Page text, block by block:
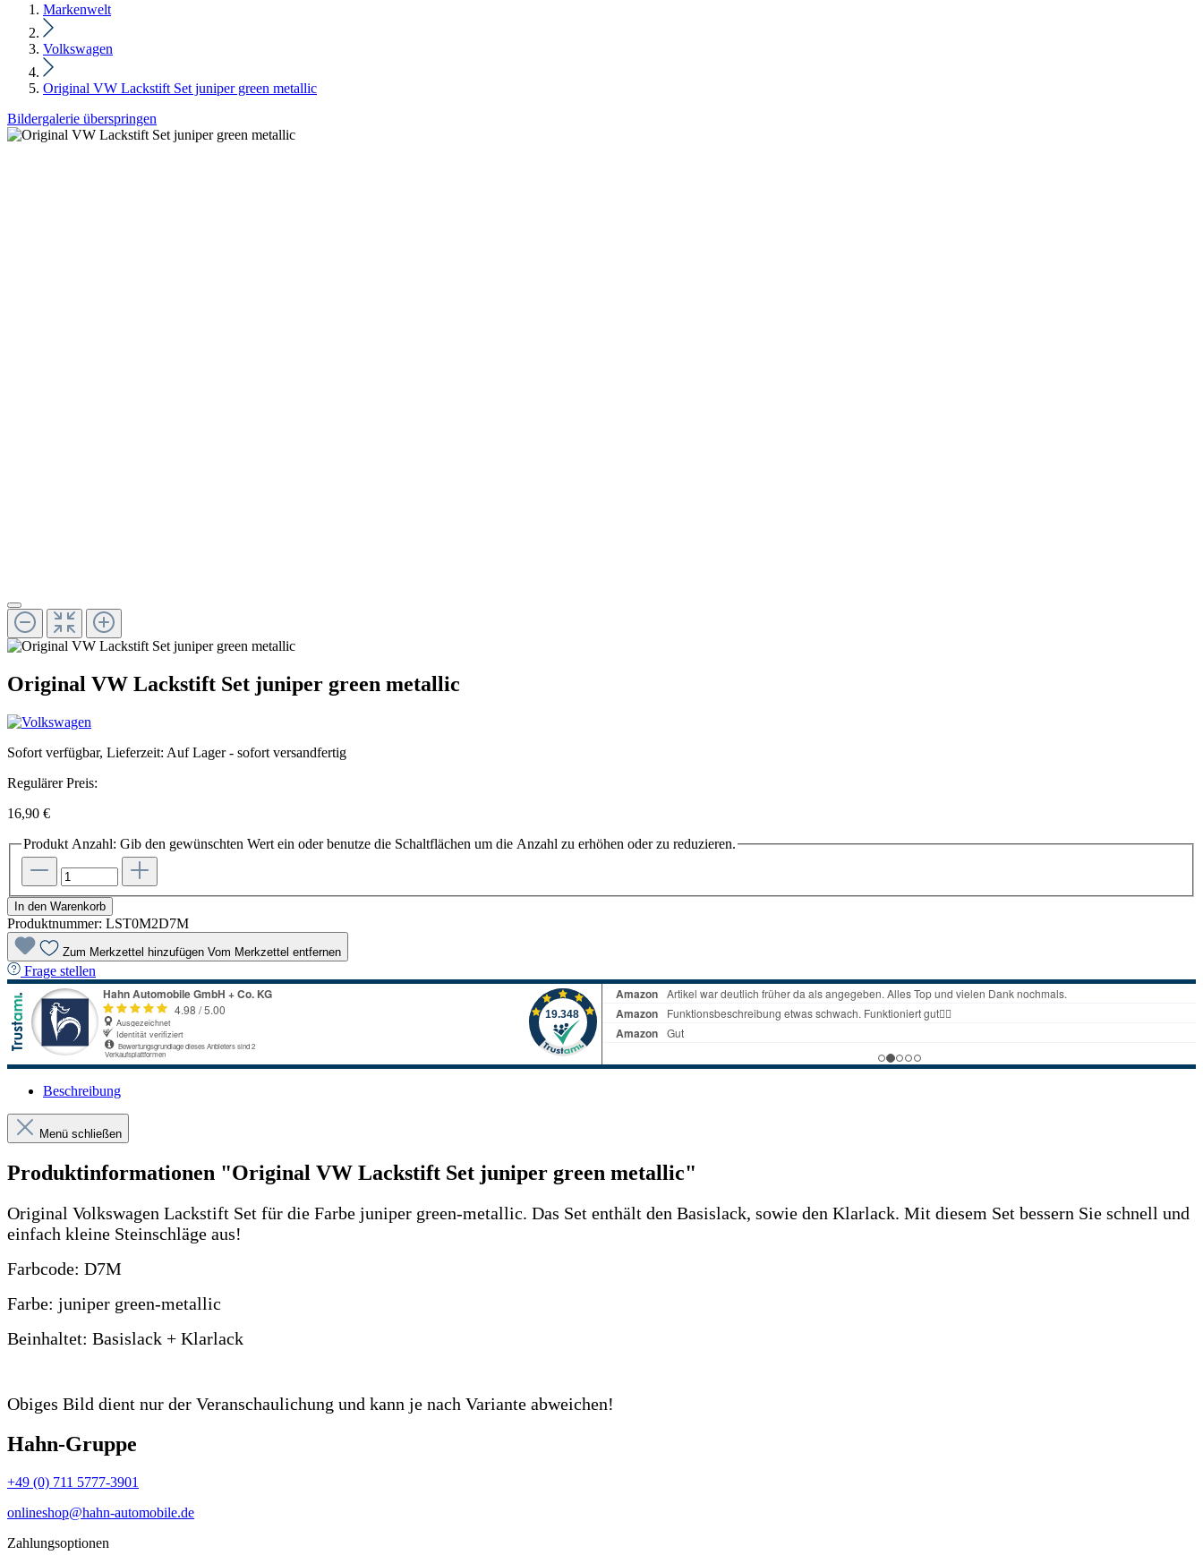
Markenwelt
Volkswagen
Original VW Lackstift Set juniper green metallic
Bildergalerie überspringen
Original VW Lackstift Set juniper green metallic
Sofort verfügbar, Lieferzeit: Auf Lager - sofort versandfertig
Regulärer Preis:
16,90 €
Produkt Anzahl: Gib den gewünschten Wert ein oder benutze die Schaltflächen um die Anzahl zu erhöhen oder zu reduzieren.
In den Warenkorb
Produktnummer: LST0M2D7M
Zum Merkzettel hinzufügen Vom Merkzettel entfernen
Frage stellen
Beschreibung
Menü schließen
Produktinformationen "Original VW Lackstift Set juniper green metallic"
Original Volkswagen Lackstift Set für die Farbe juniper green-metallic. Das Set enthält den Basislack, sowie den Klarlack. Mit diesem Set bessern Sie schnell und
einfach kleine Steinschläge aus!
Farbcode: D7M
Farbe: juniper green-metallic
Beinhaltet: Basislack + Klarlack
Obiges Bild dient nur der Veranschaulichung und kann je nach Variante abweichen!
Hahn-Gruppe
+49 (0) 711 5777-3901
onlineshop@hahn-automobile.de
Zahlungsoptionen